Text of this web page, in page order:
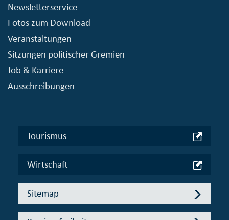
Newsletterservice
Fotos zum Download
Veranstaltungen
Sitzungen politischer Gremien
Job & Karriere
Ausschreibungen
Tourismus
Wirtschaft
Sitemap